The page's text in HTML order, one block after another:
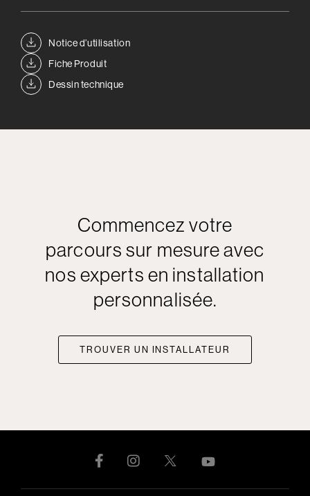
Notice d’utilisation
Fiche Produit
Dessin technique
Commencez votre
parcours sur mesure avec
nos experts en installation
personnalisée.
TROUVER UN INSTALLATEUR